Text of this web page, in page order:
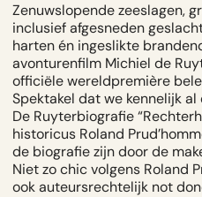
Zenuwslopende zeeslagen,
inclusief afgesneden
harten én ingeslikte
avonturenfilm Michiel de
officiële wereldpremière
Spektakel dat we kennelijk
De Ruyterbiografie
historicus Roland
de biografie zijn door de
Niet zo chic volgens Roland
ook auteursrechtelijk not